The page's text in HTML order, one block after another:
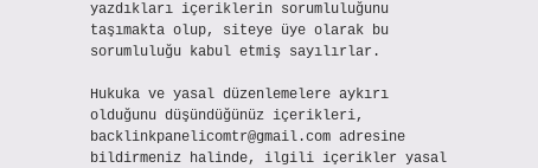
yazdıkları içeriklerin sorumluluğunu
taşımakta olup, siteye üye olarak bu
sorumluluğu kabul etmiş sayılırlar.
Hukuka ve yasal düzenlemelere aykırı
olduğunu düşündüğünüz içerikleri,
backlinkpanelicomtr@gmail.comadresine
bildirmeniz halinde, ilgili içerikler yasal